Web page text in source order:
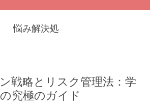
悩み解決処
戦略とリスク管理法：学
究極のガイド